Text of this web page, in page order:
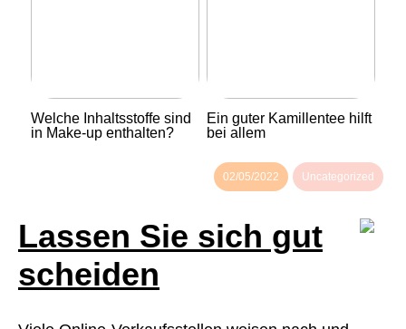
Welche Inhaltsstoffe sind
in Make-up enthalten?
Ein guter Kamillentee hilft
bei allem
02/05/2022 Uncategorized
Lassen Sie sich gut
scheiden